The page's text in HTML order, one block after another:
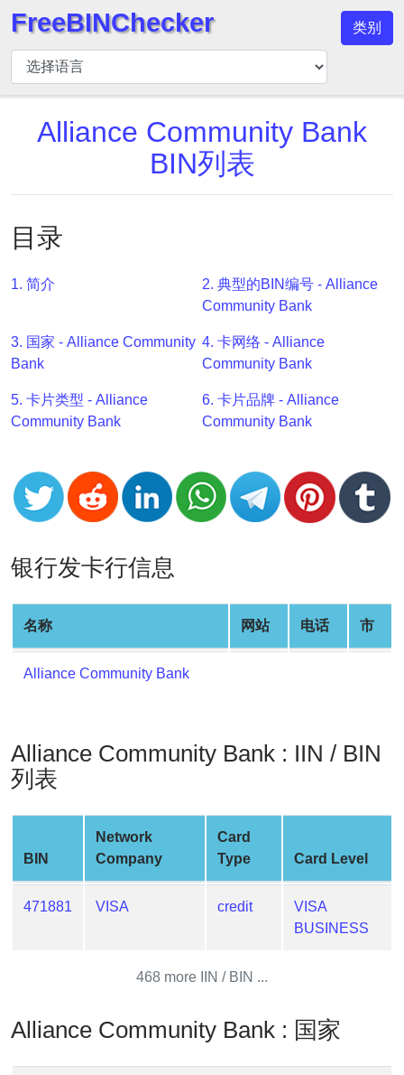
BIN
检
查
索
BIN
号
BIN
API
Generator
Checker
v2
CC
Generator
from
Card
Validator
Credit
Card
Credit
Card
Credit
Card
BIN
What
FreeBINChecker 类别
Alliance Community Bank
BIN列表
目录
1. 简介
2. 典型的BIN编号 - Alliance
Community Bank
3. 国家 - Alliance Community
Bank
4. 卡网络 - Alliance
Community Bank
5. 卡片类型 - Alliance
Community Bank
6. 卡片品牌 - Alliance
Community Bank
银行发卡行信息
名称 网站 电话 市
Alliance Community Bank
Alliance Community Bank : IIN / BIN
列表
BIN
Network
Company
Card
Type
Card Level
471881 VISA credit
VISA
BUSINESS
468 more IIN / BIN ...
Alliance Community Bank : 国家